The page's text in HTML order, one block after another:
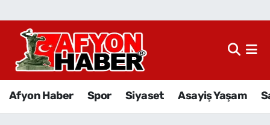
Afyon Haber Spor Siyaset Asayiş Yaşam
Afyon Haber